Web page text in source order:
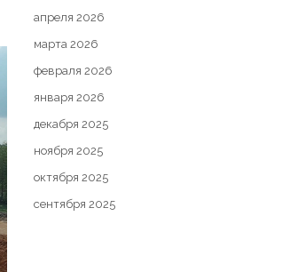
апреля 2026
марта 2026
февраля 2026
января 2026
декабря 2025
ноября 2025
октября 2025
сентября 2025